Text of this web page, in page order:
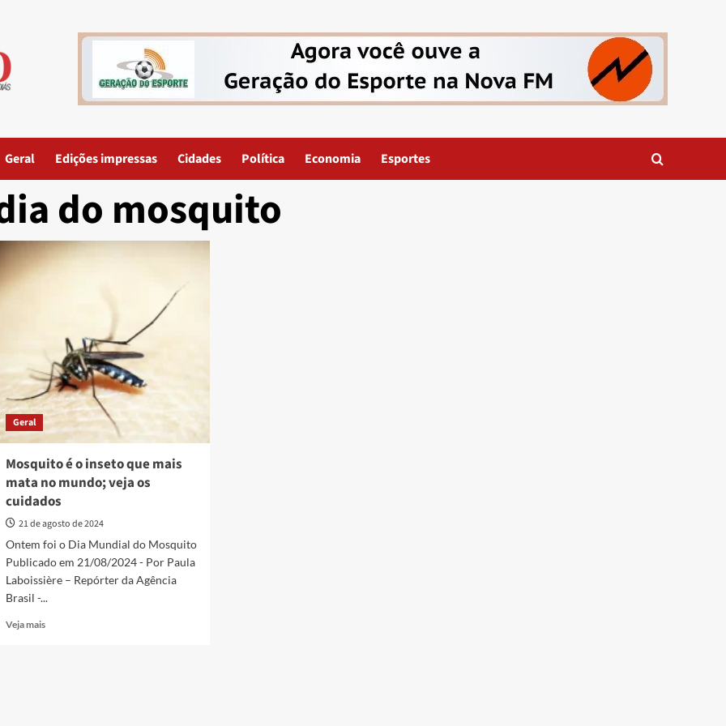
Geral Edições impressas Cidades Política Economia Esportes
do mosquito
Geral
Mosquito é o inseto que mais
mata no mundo; veja os
cuidados
21 de agosto de 2024
Ontem foi o Dia Mundial do Mosquito
Publicado em 21/08/2024 - Por Paula
Laboissière – Repórter da Agência
Brasil -...
Veja maisRead